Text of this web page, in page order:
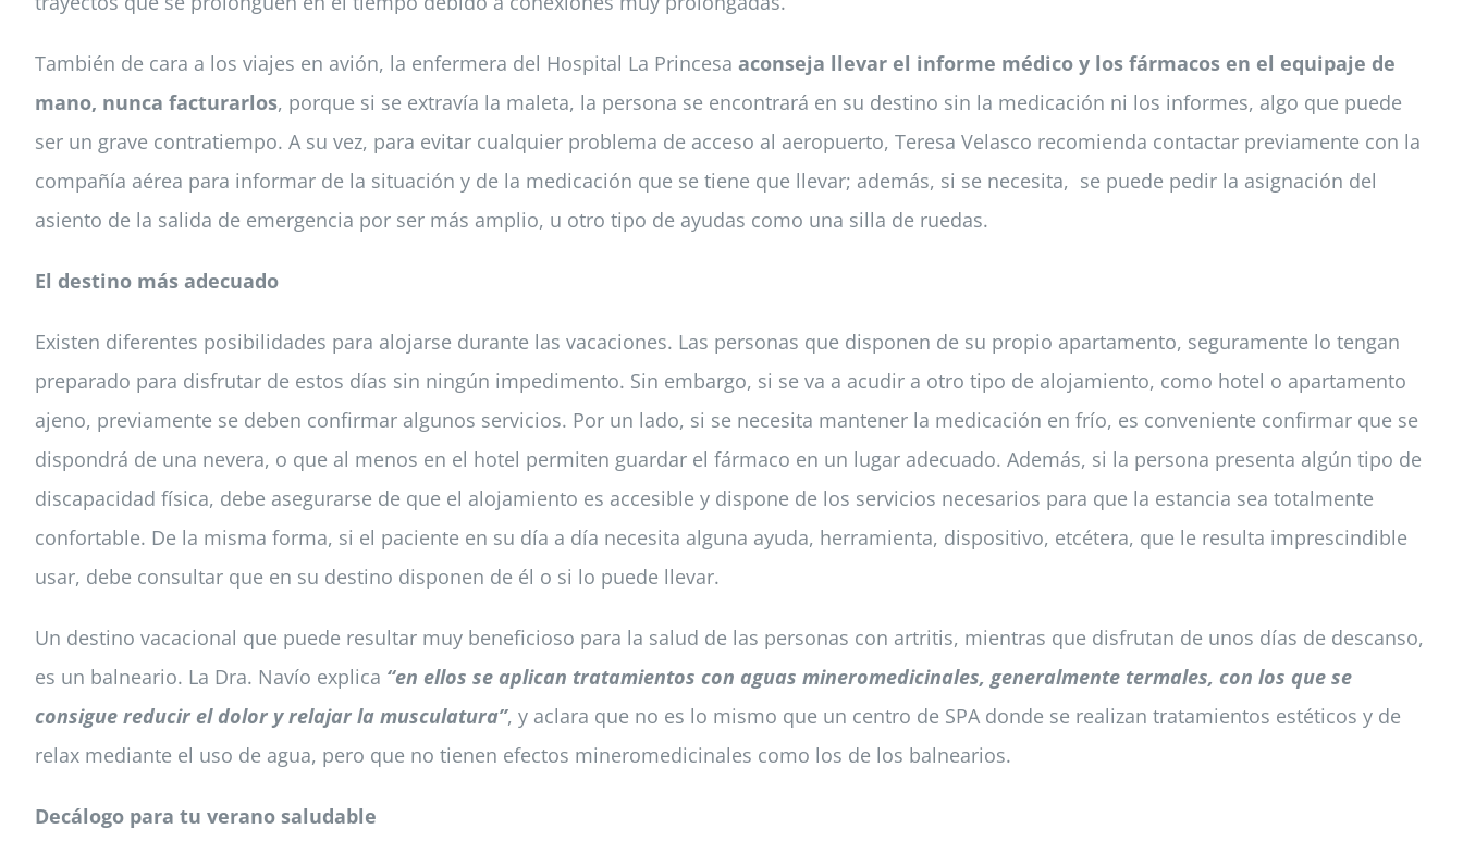
También de cara a los viajes en avión, la enfermera del Hospital La Princesa aconseja llevar el informe médico y los fármacos en el equipaje de
mano, nunca facturarlos, porque si se extravía la maleta, la persona se encontrará en su destino sin la medicación ni los informes, algo que puede
ser un grave contratiempo. A su vez, para evitar cualquier problema de acceso al aeropuerto, Teresa Velasco recomienda contactar previamente con la
compañía aérea para informar de la situación y de la medicación que se tiene que llevar; además, si se necesita, se puede pedir la asignación del
asiento de la salida de emergencia por ser más amplio, u otro tipo de ayudas como una silla de ruedas.
El destino más adecuado
Existen diferentes posibilidades para alojarse durante las vacaciones. Las personas que disponen de su propio apartamento, seguramente lo tengan
preparado para disfrutar de estos días sin ningún impedimento. Sin embargo, si se va a acudir a otro tipo de alojamiento, como hotel o apartamento
ajeno, previamente se deben confirmar algunos servicios. Por un lado, si se necesita mantener la medicación en frío, es conveniente confirmar que se
dispondrá de una nevera, o que al menos en el hotel permiten guardar el fármaco en un lugar adecuado. Además, si la persona presenta algún tipo de
discapacidad física, debe asegurarse de que el alojamiento es accesible y dispone de los servicios necesarios para que la estancia sea totalmente
confortable. De la misma forma, si el paciente en su día a día necesita alguna ayuda, herramienta, dispositivo, etcétera, que le resulta imprescindible
usar, debe consultar que en su destino disponen de él o si lo puede llevar.
Un destino vacacional que puede resultar muy beneficioso para la salud de las personas con artritis, mientras que disfrutan de unos días de descanso,
es un balneario. La Dra. Navío explica “en ellos se aplican tratamientos con aguas mineromedicinales, generalmente termales, con los que se
consigue reducir el dolor y relajar la musculatura”, y aclara que no es lo mismo que un centro de SPA donde se realizan tratamientos estéticos y de
relax mediante el uso de agua, pero que no tienen efectos mineromedicinales como los de los balnearios.
Decálogo para tu verano saludable